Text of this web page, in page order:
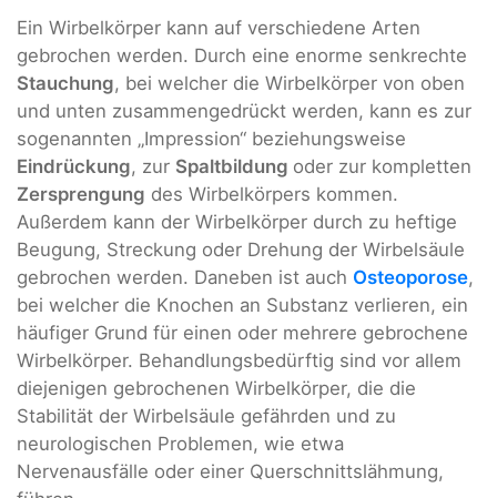
Ein Wirbelkörper kann auf verschiedene Arten
gebrochen werden. Durch eine enorme senkrechte
Stauchung, bei welcher die Wirbelkörper von oben
und unten zusammengedrückt werden, kann es zur
sogenannten „Impression“ beziehungsweise
Eindrückung, zur Spaltbildung oder zur kompletten
Zersprengung des Wirbelkörpers kommen.
Außerdem kann der Wirbelkörper durch zu heftige
Beugung, Streckung oder Drehung der Wirbelsäule
gebrochen werden. Daneben ist auch Osteoporose,
bei welcher die Knochen an Substanz verlieren, ein
häufiger Grund für einen oder mehrere gebrochene
Wirbelkörper. Behandlungsbedürftig sind vor allem
diejenigen gebrochenen Wirbelkörper, die die
Stabilität der Wirbelsäule gefährden und zu
neurologischen Problemen, wie etwa
Nervenausfälle oder einer Querschnittslähmung,